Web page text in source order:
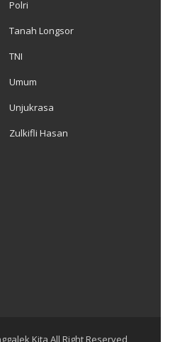
Polri
Tanah Longsor
TNI
Umum
Unjukrasa
Zulkifli Hasan
Kita All Right Reserved